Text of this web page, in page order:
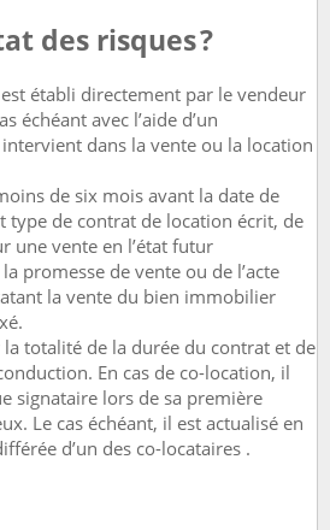
des risques ?
est établi directement par le vendeur
échéant avec l’aide d’un
dans la vente ou la location
de six mois avant la date de
type de contrat de location écrit, de
une vente en l’état futur
promesse de vente ou de l’acte
la vente du bien immobilier
totalité de la durée du contrat et de
En cas de co-location, il
signataire lors de sa première
Le cas échéant, il est actualisé en
d’un des co-locataires .